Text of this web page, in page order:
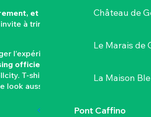
Château de
Le Marais de
La Maison
Pont Caffino
et tous les jours , le
à trinquer à l’année avec le
l’expérience, une large sélection
officiel Hellfest
T-shirts, accessoires,
aussi peut vibrer rock.